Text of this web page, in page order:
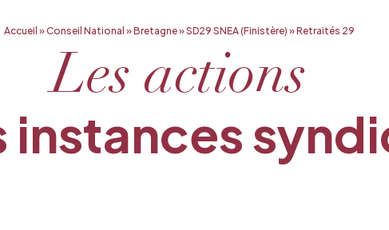
Accueil »Conseil National »Bretagne»SD29 SNEA (Finistère) »Retraités 29
Les actions
instances